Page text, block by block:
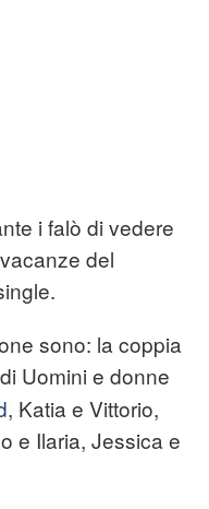
i falò di vedere
del
sono: la coppia
di Uomini e donne
, Katia e Vittorio,
e Ilaria, Jessica e